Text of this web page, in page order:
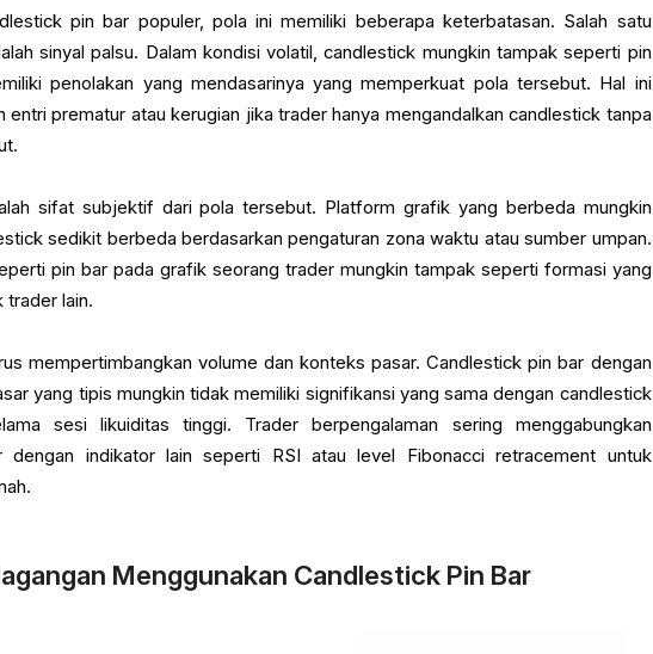
pin bar populer, pola ini memiliki beberapa keterbatasan. Salah satu
sinyal palsu. Dalam kondisi volatil, candlestick mungkin tampak seperti pin
penolakan yang mendasarinya yang memperkuat pola tersebut. Hal ini
entri prematur atau kerugian jika trader hanya mengandalkan candlestick tanpa
sifat subjektif dari pola tersebut. Platform grafik yang berbeda mungkin
sedikit berbeda berdasarkan pengaturan zona waktu atau sumber umpan.
pin bar pada grafik seorang trader mungkin tampak seperti formasi yang
trader lain.
mempertimbangkan volume dan konteks pasar. Candlestick pin bar dengan
yang tipis mungkin tidak memiliki signifikansi yang sama dengan candlestick
sesi likuiditas tinggi. Trader berpengalaman sering menggabungkan
dengan indikator lain seperti RSI atau level Fibonacci retracement untuk
Menggunakan Candlestick Pin Bar